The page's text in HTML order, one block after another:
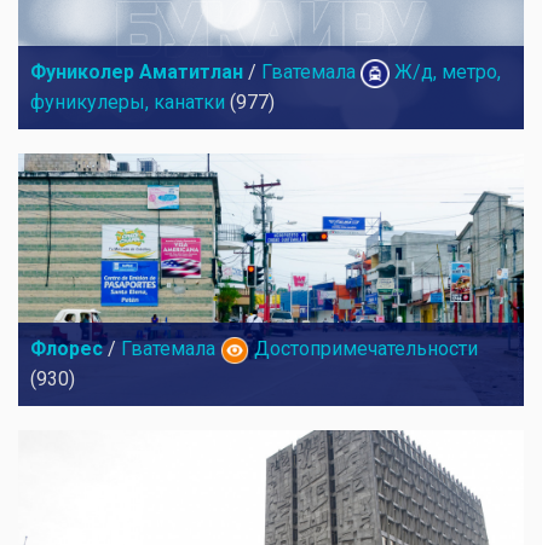
Фуниколер Аматитлан / Гватемала
Ж/д, метро,
фуникулеры, канатки (977)
Флорес/ Гватемала
Достопримечательности
(930)